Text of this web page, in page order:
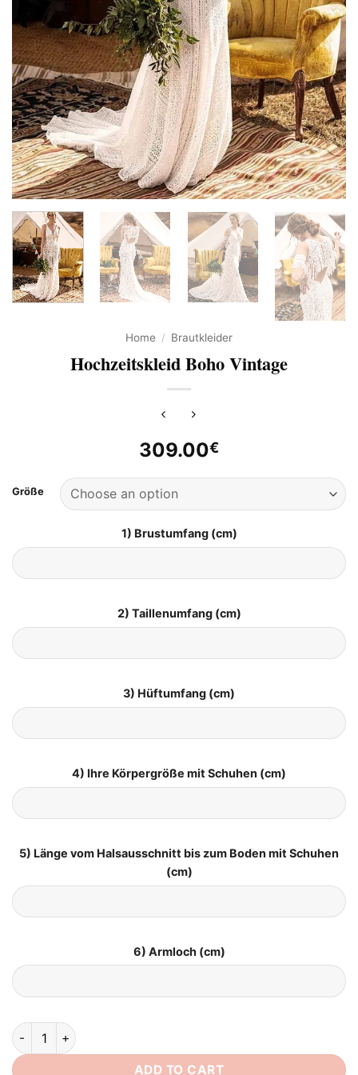
Home / Brautkleider
Hochzeitskleid Boho Vintage
309.00€
Größe
1) Brustumfang (cm)
2) Taillenumfang (cm)
3) Hüftumfang (cm)
4) Ihre Körpergröße mit Schuhen (cm)
5) Länge vom Halsausschnitt bis zum Boden mit Schuhen
(cm)
6) Armloch (cm)
Hochzeitskleid Boho Vintage quantity
ADD TO CART